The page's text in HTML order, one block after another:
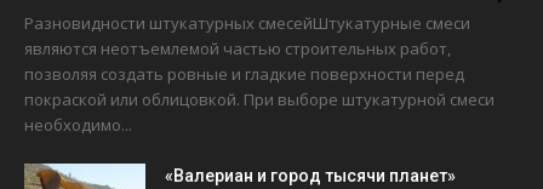
Разновидности штукатурных смесейШтукатурные смеси
являются неотъемлемой частью строительных работ,
позволяя создать ровные и гладкие поверхности перед
покраской или облицовкой. При выборе штукатурной смеси
необходимо...
«Валериан и город тысячи планет»